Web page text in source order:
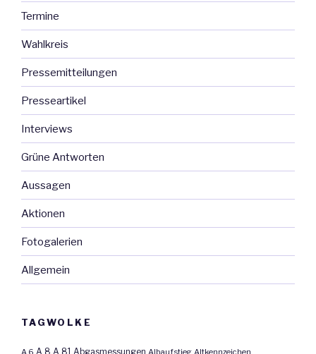
Termine
Wahlkreis
Pressemitteilungen
Presseartikel
Interviews
Grüne Antworten
Aussagen
Aktionen
Fotogalerien
Allgemein
TAGWOLKE
A 6 A 8 A 81 Abgasmessungen Albaufstieg Altkennzeichen